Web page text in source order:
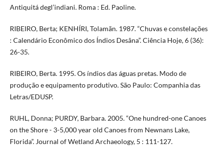
Antiquitá degl’indiani. Roma : Ed. Paoline.
RIBEIRO, Berta; KENHÍRI, Tolamãn. 1987. “Chuvas e constelações
: Calendário Econômico dos Índios Desâna”. Ciência Hoje, 6 (36):
26-35.
RIBEIRO, Berta. 1995. Os índios das águas pretas. Modo de
produção e equipamento produtivo. São Paulo: Companhia das
Letras/EDUSP.
RUHL, Donna; PURDY, Barbara. 2005. “One hundred-one Canoes
on the Shore - 3-5,000 year old Canoes from Newnans Lake,
Florida”. Journal of Wetland Archaeology, 5 : 111-127.